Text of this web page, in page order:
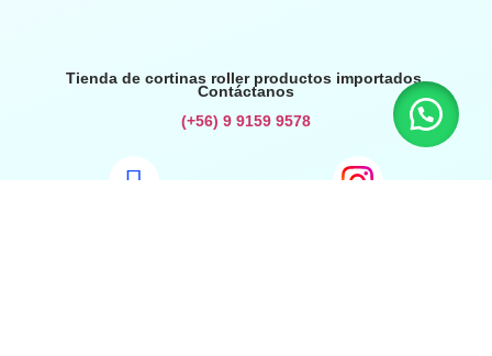
Tienda de cortinas roller productos importados.
Contáctanos
(+56) 9 9159 9578